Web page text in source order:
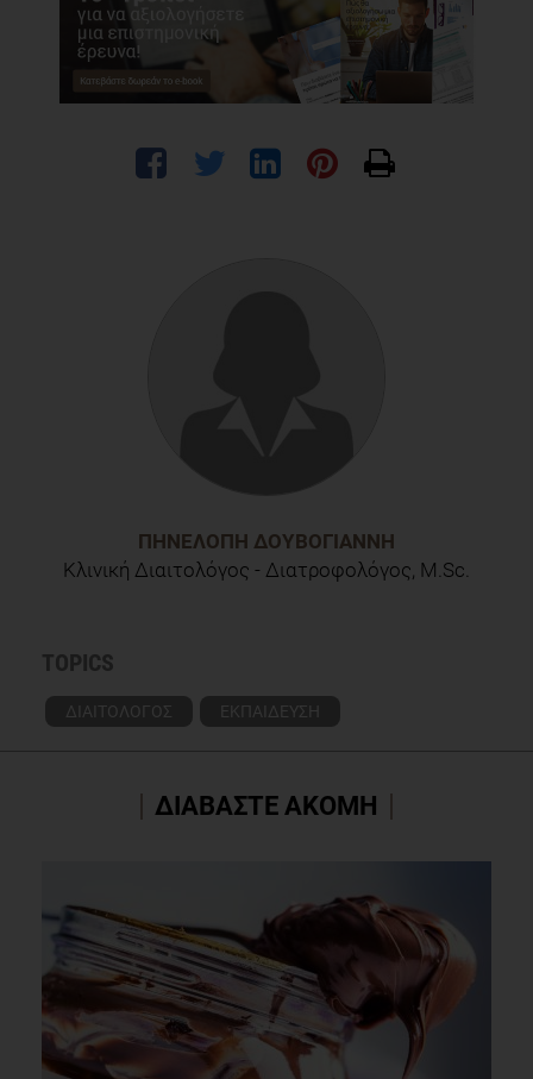
ΠΗΝΕΛΌΠΗ ΔΟΥΒΌΓΙΑΝΝΗ
Κλινική Διαιτολόγος - Διατροφολόγος, M.Sc.
TOPICS
ΔΙΑΙΤΟΛΟΓΟΣ ΕΚΠΑΙΔΕΥΣΗ
ΔΙΑΒΑΣΤΕ ΑΚΟΜΗ